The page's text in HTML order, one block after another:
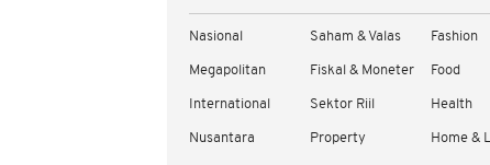
Nasional
Megapolitan
International
Nusantara
Saham & Valas
Fiskal & Moneter
Sektor Riil
Property
Fashion
Food
Health
Home &